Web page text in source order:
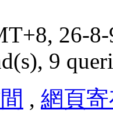
26-
9
, 網頁